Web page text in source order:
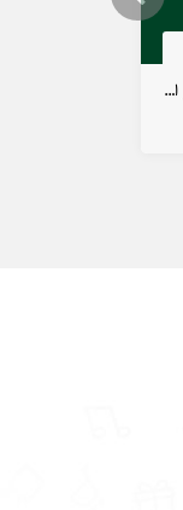
سنگبری اصفهان سنگ، خرید سنگ از اصفهان